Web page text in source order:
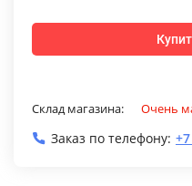
Склад магазина: Очень
Заказ по телефону: